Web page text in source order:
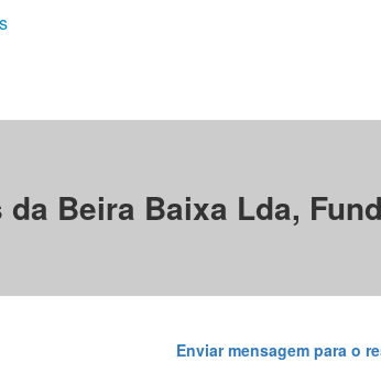
Beira Baixa Lda,
Enviar mensagem para o